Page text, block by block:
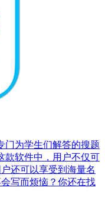
门为学生们解答的搜题
款软件中，用户不仅可
还可以享受到海量名
写而烦恼？你还在找